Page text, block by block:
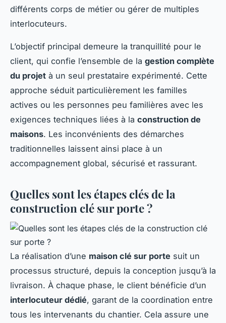
différents corps de métier ou gérer de multiples
interlocuteurs.
L’objectif principal demeure la tranquillité pour le
client, qui confie l’ensemble de la gestion complète
du projet à un seul prestataire expérimenté. Cette
approche séduit particulièrement les familles
actives ou les personnes peu familières avec les
exigences techniques liées à la construction de
maisons. Les inconvénients des démarches
traditionnelles laissent ainsi place à un
accompagnement global, sécurisé et rassurant.
Quelles sont les étapes clés de la
construction clé sur porte ?
La réalisation d’une maison clé sur porte suit un
processus structuré, depuis la conception jusqu’à la
livraison. À chaque phase, le client bénéficie d’un
interlocuteur dédié, garant de la coordination entre
tous les intervenants du chantier. Cela assure une